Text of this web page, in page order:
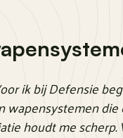
ik bij Defensie
wapensystemen
houdt me